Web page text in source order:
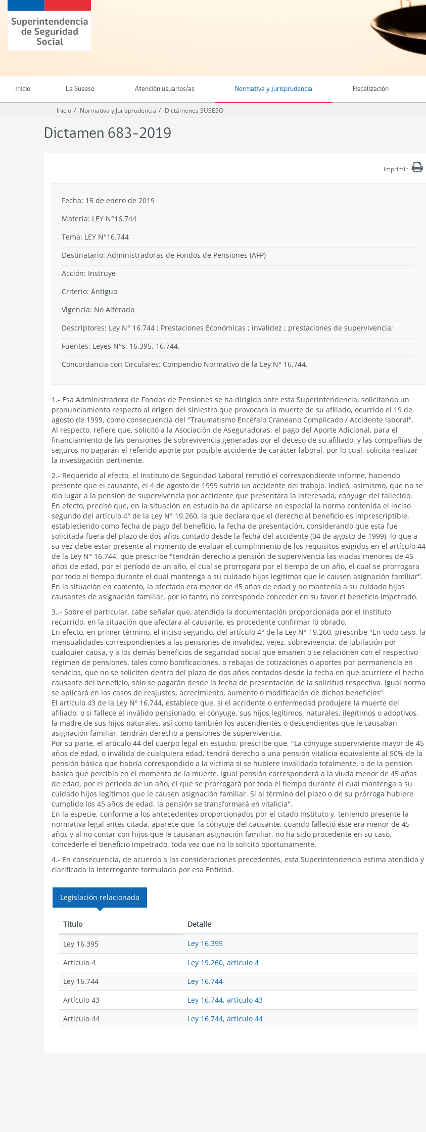
contenido
principal
Superintendencia
de
Seguridad
(SUSESO)
Chile
Inicio La Suseso Atención usuarios/as Normativa y jurisprudencia Fiscalización
Inicio Normativa y Jurisprudencia Dictámenes SUSESO
Dictamen 683-2019
Imprimir
Fecha: 15 de enero de 2019
Materia: LEY N°16.744
Tema: LEY N°16.744
Destinatario: Administradoras de Fondos de Pensiones (AFP)
Acción: Instruye
Criterio: Antiguo
Vigencia: No Alterado
Descriptores: Ley N° 16.744 ; Prestaciones Económicas ; invalidez ; prestaciones de supervivencia;
Fuentes: Leyes N°s. 16.395, 16.744.
Concordancia con Circulares: Compendio Normativo de la Ley N° 16.744.
1.- Esa Administradora de Fondos de Pensiones se ha dirigido ante esta Superintendencia, solicitando un
pronunciamiento respecto al origen del siniestro que provocara la muerte de su afiliado, ocurrido el 19 de
agosto de 1999, como consecuencia del "Traumatismo Encéfalo Craneano Complicado / Accidente laboral".
Al respecto, refiere que, solicitó a la Asociación de Aseguradoras, el pago del Aporte Adicional, para el
financiamiento de las pensiones de sobrevivencia generadas por el deceso de su afiliado, y las compañías de
seguros no pagarán el referido aporte por posible accidente de carácter laboral, por lo cual, solicita realizar
la investigación pertinente.
2.- Requerido al efecto, el Instituto de Seguridad Laboral remitió el correspondiente informe, haciendo
presente que el causante, el 4 de agosto de 1999 sufrió un accidente del trabajo. Indicó, asimismo, que no se
dio lugar a la pensión de supervivencia por accidente que presentara la interesada, cónyuge del fallecido.
En efecto, precisó que, en la situación en estudio ha de aplicarse en especial la norma contenida el inciso
segundo del artículo 4° de la Ley N° 19.260, la que declara que el derecho al beneficio es imprescriptible,
estableciendo como fecha de pago del beneficio, la fecha de presentación, considerando que esta fue
solicitada fuera del plazo de dos años contado desde la fecha del accidente (04 de agosto de 1999), lo que a
su vez debe estar presente al momento de evaluar el cumplimiento de los requisitos exigidos en el artículo 44
de la Ley N° 16.744, que prescribe "tendrán derecho a pensión de supervivencia las viudas menores de 45
años de edad, por el período de un año, el cual se prorrogara por el tiempo de un año, el cual se prorrogara
por todo el tiempo durante el dual mantenga a su cuidado hijos legítimos que le causen asignación familiar".
En la situación en comento, la afectada era menor de 45 años de edad y no mantenía a su cuidado hijos
causantes de asignación familiar, por lo tanto, no corresponde conceder en su favor el beneficio impetrado.
3..- Sobre el particular, cabe señalar que, atendida la documentación proporcionada por el Instituto
recurrido, en la situación que afectara al causante, es procedente confirmar lo obrado.
En efecto, en primer término, el inciso segundo, del artículo 4° de la Ley N° 19.260, prescribe "En todo caso, la
mensualidades correspondientes a las pensiones de invalidez, vejez, sobrevivencia, de jubilación por
cualquier causa, y a los demás beneficios de seguridad social que emanen o se relacionen con el respectivo
régimen de pensiones, tales como bonificaciones, o rebajas de cotizaciones o aportes por permanencia en
servicios, que no se soliciten dentro del plazo de dos años contados desde la fecha en que ocurriere el hecho
causante del beneficio, sólo se pagarán desde la fecha de presentación de la solicitud respectiva. Igual norma
se aplicará en los casos de reajustes, acrecimiento, aumento o modificación de dichos beneficios".
El artículo 43 de la Ley Nº 16.744, establece que, si el accidente o enfermedad produjere la muerte del
afiliado, o si fallece el inválido pensionado, el cónyuge, sus hijos legítimos, naturales, ilegítimos o adoptivos,
la madre de sus hijos naturales, así como también los ascendientes o descendientes que le causaban
asignación familiar, tendrán derecho a pensiones de supervivencia.
Por su parte, el artículo 44 del cuerpo legal en estudio, prescribe que, "La cónyuge superviviente mayor de 45
años de edad, o inválida de cualquiera edad, tendrá derecho a una pensión vitalicia equivalente al 50% de la
pensión básica que habría correspondido a la víctima si se hubiere invalidado totalmente, o de la pensión
básica que percibía en el momento de la muerte. Igual pensión corresponderá a la viuda menor de 45 años
de edad, por el período de un año, el que se prorrogará por todo el tiempo durante el cual mantenga a su
cuidado hijos legítimos que le causen asignación familiar. Si al término del plazo o de su prórroga hubiere
cumplido los 45 años de edad, la pensión se transformará en vitalicia".
En la especie, conforme a los antecedentes proporcionados por el citado Instituto y, teniendo presente la
normativa legal antes citada, aparece que, la cónyuge del causante, cuando falleció éste era menor de 45
años y al no contar con hijos que le causaran asignación familiar, no ha sido procedente en su caso,
concederle el beneficio impetrado, toda vez que no lo solicitó oportunamente.
4.- En consecuencia, de acuerdo a las consideraciones precedentes, esta Superintendencia estima atendida y
clarificada la interrogante formulada por esa Entidad.
Legislación relacionada
Título Detalle
Ley 16.395
Ley 16.395
Artículo 4
Ley 19.260, artículo 4
Ley 16.744
Ley 16.744
Artículo 43
Ley 16.744, artículo 43
Artículo 44
Ley 16.744, artículo 44